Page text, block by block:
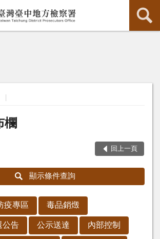
欄
回上一頁
顯示條件查詢
疫專區 毒品銷燬
公告 公示送達 內部控制